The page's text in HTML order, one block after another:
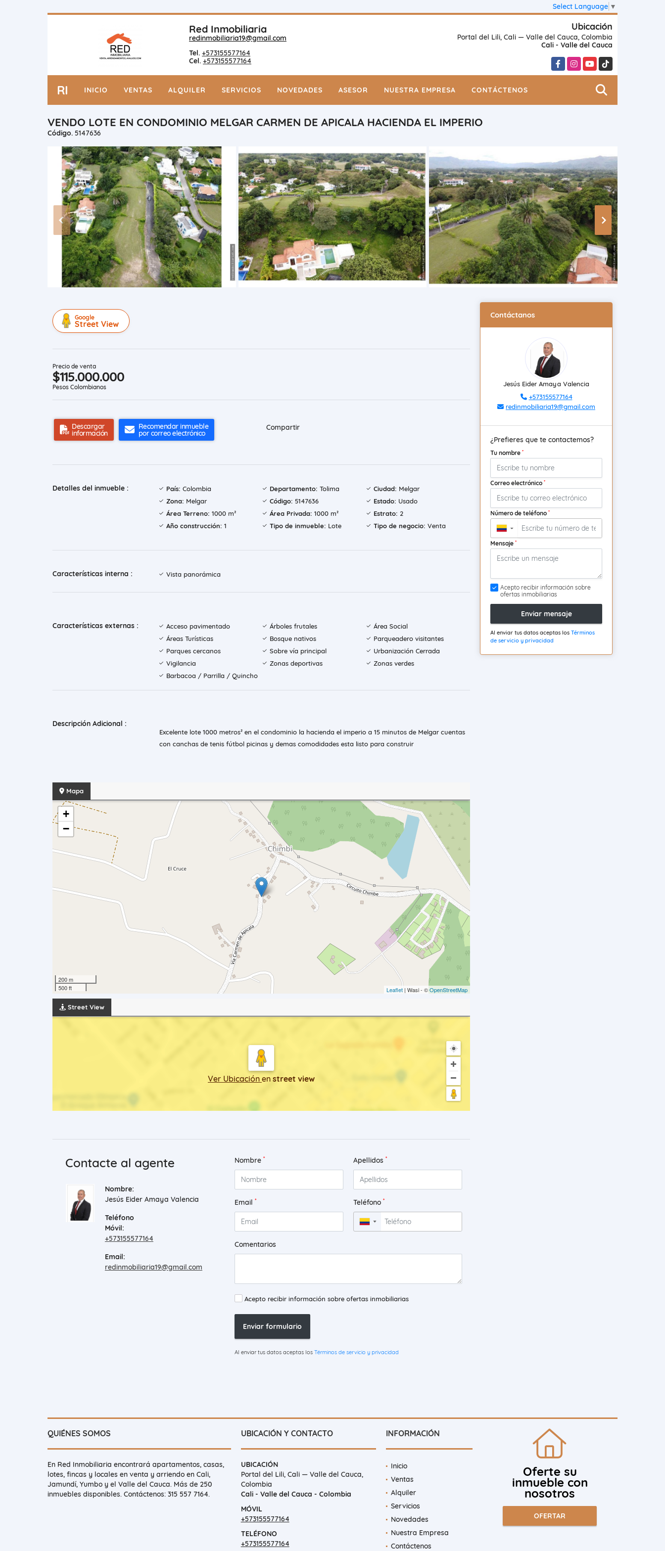
Select Language ▼
Red Inmobiliaria
redinmobiliaria19@gmail.com
Tel. +573155577164
Cel. +573155577164
Ubicación
Portal del Lili, Cali — Valle del Cauca, Colombia
Cali - Valle del Cauca
FacebookInstagramYouTubeTikTok
RI INICIO VENTAS ALQUILER SERVICIOS NOVEDADES ASESOR NUESTRA EMPRESA CONTÁCTENOS
VENDO LOTE EN CONDOMINIO MELGAR CARMEN DE APICALA HACIENDA EL IMPERIO
Código. 5147636
Google
Street View
Precio de venta
$115.000.000
Pesos Colombianos
Descargar
información
Recomendar inmueble
por correo electrónico
Compartir
Detalles del inmueble : País: Colombia Departamento: Tolima Ciudad: Melgar
Zona: Melgar Código: 5147636 Estado: Usado
Área Terreno: 1000 m² Área Privada: 1000 m² Estrato: 2
Año construcción: 1 Tipo de inmueble: Lote Tipo de negocio: Venta
Características interna : Vista panorámica
Características externas : Acceso pavimentado Árboles frutales
Área Social
Áreas Turísticas
Bosque nativos
Parqueadero visitantes
Parques cercanos
Sobre vía principal
Urbanización Cerrada
Vigilancia
Zonas deportivas
Zonas verdes
Barbacoa / Parrilla / Quincho
Descripción Adicional :
Excelente lote 1000 metros² en el condominio la hacienda el imperio a 15 minutos de Melgar cuentas
con canchas de tenis fútbol picinas y demas comodidades esta listo para construir
Mapa
+
−
200 m
500 ft
Leaflet | Wasi - ©OpenStreetMap
Street View
Ver Ubicación en street view
Contacte al agente
Nombre:
Jesús Eider Amaya Valencia
Teléfono
Móvil:
+573155577164
Email:
redinmobiliaria19@gmail.com
Nombre * Apellidos *
Email * Teléfono *
▼
Comentarios
Acepto recibir información sobre ofertas inmobiliarias
Enviar formulario
Al enviar tus datos aceptas los Términos de servicio y privacidad
Contáctanos
Jesús Eider Amaya Valencia
+573155577164
redinmobiliaria19@gmail.com
¿Prefieres que te contactemos?
Tu nombre *
Correo electrónico *
Número de teléfono *
▼
Mensaje *
Acepto recibir información sobre
ofertas inmobiliarias
Enviar mensaje
Al enviar tus datos aceptas los Términos
de servicio y privacidad
QUIÉNES SOMOS
En Red Inmobiliaria encontrará apartamentos, casas,
lotes, fincas y locales en venta y arriendo en Cali,
Jamundí, Yumbo y el Valle del Cauca. Más de 250
inmuebles disponibles. Contáctenos: 315 557 7164.
UBICACIÓN Y CONTACTO
UBICACIÓN
Portal del Lili, Cali — Valle del Cauca,
Colombia
Cali - Valle del Cauca - Colombia
MÓVIL
+573155577164
TELÉFONO
+573155577164
INFORMACIÓN
Inicio
Ventas
Alquiler
Servicios
Novedades
Nuestra Empresa
Contáctenos
Oferte su
inmueble con
nosotros
OFERTAR